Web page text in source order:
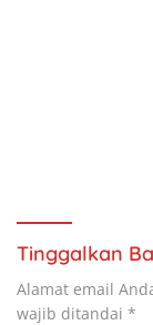
Tinggalkan
Alamat email
wajib ditandai *